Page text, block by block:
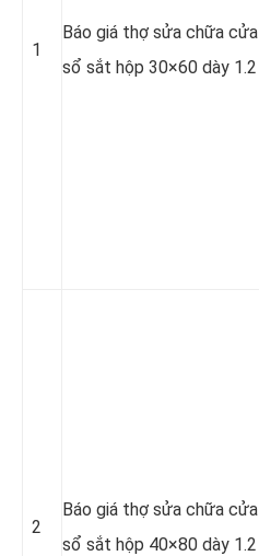
1
Báo giá thợ sửa chữa cửa
sổ sắt hộp 30×60 dày 1.2
2
Báo giá thợ sửa chữa cửa
sổ sắt hộp 40×80 dày 1.2